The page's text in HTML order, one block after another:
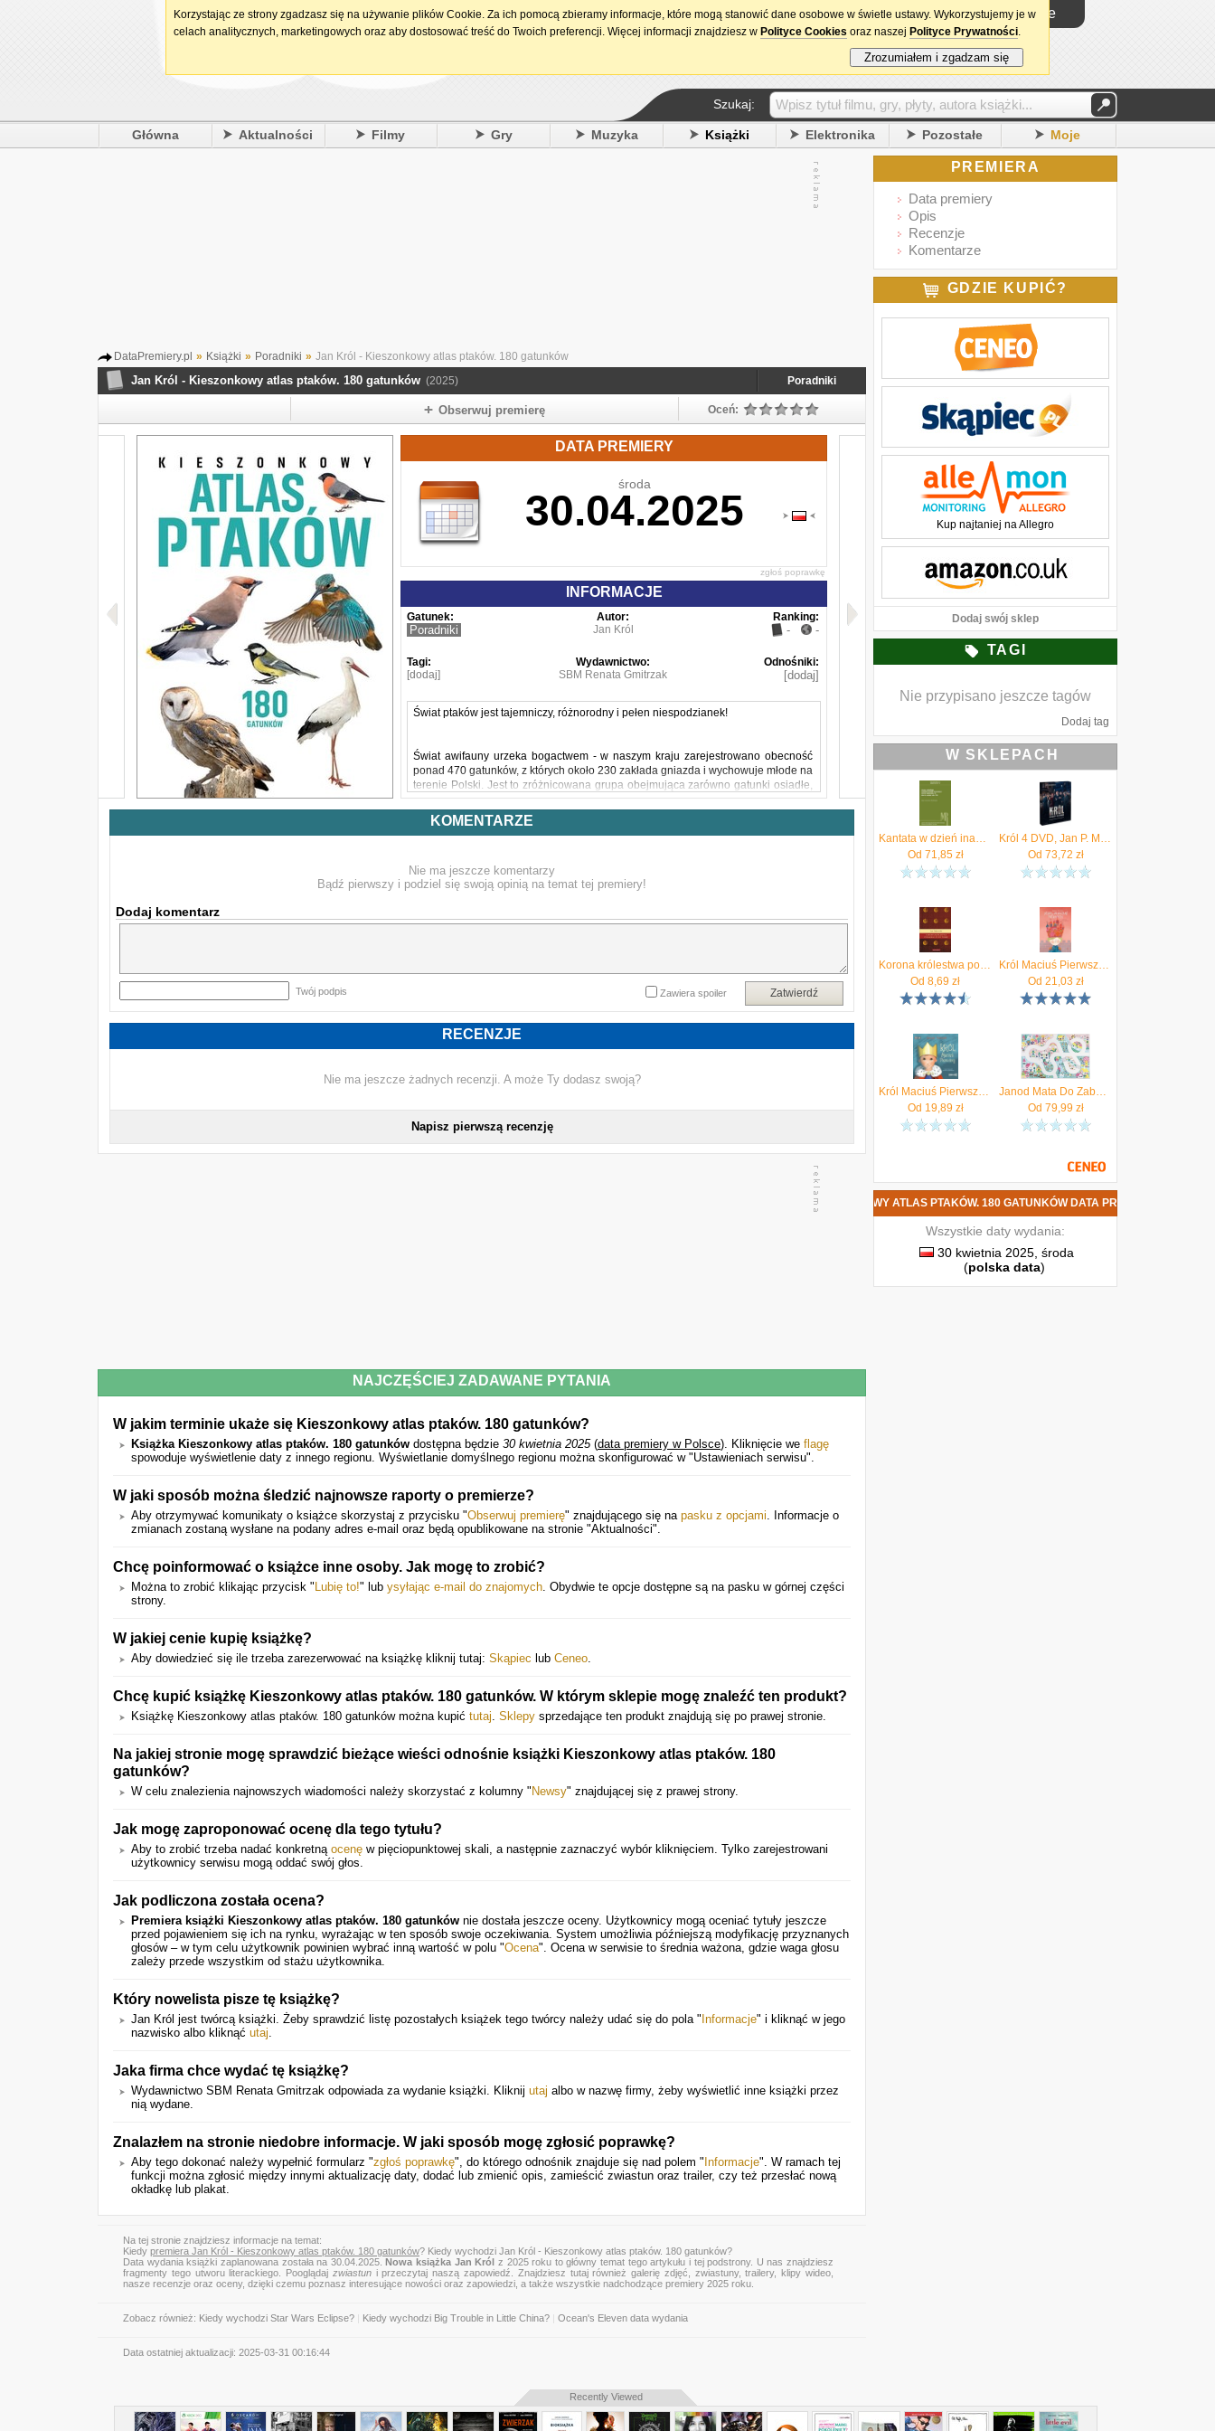
15. urodziny DataPremiery.pl Logowanie
Szukaj:
Główna Aktualności Filmy Gry Muzyka Książki Elektronika Pozostałe Moje
DataPremiery.pl » Książki » Poradniki » Jan Król - Kieszonkowy atlas ptaków. 180 gatunków
Jan Król - Kieszonkowy atlas ptaków. 180 gatunków (2025) Poradniki
Obserwuj premierę Oceń:
DATA PREMIERY
środa
30.04.2025
zgłoś poprawkę
INFORMACJE
Gatunek:
Poradniki
Autor:
Jan Król
Ranking:
- -
Tagi:
[dodaj]
Wydawnictwo:
SBM Renata Gmitrzak
Odnośniki:
[dodaj]
Świat ptaków jest tajemniczy, różnorodny i pełen niespodzianek!
Świat awifauny urzeka bogactwem - w naszym kraju zarejestrowano obecność
ponad 470 gatunków, z których około 230 zakłada gniazda i wychowuje młode na
terenie Polski. Jest to zróżnicowana grupa obejmująca zarówno gatunki osiadłe,
jak i wędrowne, przystosowane do różnych środowisk, od lasów i łąk po mokradła
i miasta.
Atlas przedstawia 180 najczęściej obserwowanych gatunków ptaków w Polsce.
opisami dają każdemu miłośnikowi natury narzędzie do samodzielnych odkryć
ornitologicznych, pomagając rozpoznawać ptaki po wyglądzie, głosie i typowych
KOMENTARZE
Nie ma jeszcze komentarzy
Bądź pierwszy i podziel się swoją opinią na temat tej premiery!
Dodaj komentarz
Twój podpis Zatwierdź
Zawiera spoiler
RECENZJE
Nie ma jeszcze żadnych recenzji. A może Ty dodasz swoją?
Napisz pierwszą recenzję
NAJCZĘŚCIEJ ZADAWANE PYTANIA
W jakim terminie ukaże się Kieszonkowy atlas ptaków. 180 gatunków?
Książka Kieszonkowy atlas ptaków. 180 gatunków dostępna będzie 30 kwietnia 2025(data premiery w Polsce). Kliknięcie we flagę
spowoduje wyświetlenie daty z innego regionu. Wyświetlanie domyślnego regionu można skonfigurować w "Ustawieniach serwisu".
W jaki sposób można śledzić najnowsze raporty o premierze?
Aby otrzymywać komunikaty o książce skorzystaj z przycisku "Obserwuj premierę" znajdującego się na pasku z opcjami. Informacje o
zmianach zostaną wysłane na podany adres e-mail oraz będą opublikowane na stronie "Aktualności".
Chcę poinformować o książce inne osoby. Jak mogę to zrobić?
Można to zrobić klikając przycisk " Lubię to!" lub ysyłając e-mail do znajomych. Obydwie te opcje dostępne są na pasku w górnej części
strony.
W jakiej cenie kupię książkę?
Aby dowiedzieć się ile trzeba zarezerwować na książkę kliknij tutaj: Skąpiec lub Ceneo.
Chcę kupić książkę Kieszonkowy atlas ptaków. 180 gatunków. W którym sklepie mogę znaleźć ten produkt?
Książkę Kieszonkowy atlas ptaków. 180 gatunków można kupić tutaj. Sklepy sprzedające ten produkt znajdują się po prawej stronie.
Na jakiej stronie mogę sprawdzić bieżące wieści odnośnie książki Kieszonkowy atlas ptaków. 180
gatunków?
W celu znalezienia najnowszych wiadomości należy skorzystać z kolumny " Newsy" znajdującej się z prawej strony.
Jak mogę zaproponować ocenę dla tego tytułu?
Aby to zrobić trzeba nadać konkretną ocenę w pięciopunktowej skali, a następnie zaznaczyć wybór kliknięciem. Tylko zarejestrowani
użytkownicy serwisu mogą oddać swój głos.
Jak podliczona została ocena?
Premiera książki Kieszonkowy atlas ptaków. 180 gatunków nie dostała jeszcze oceny. Użytkownicy mogą oceniać tytuły jeszcze
przed pojawieniem się ich na rynku, wyrażając w ten sposób swoje oczekiwania. System umożliwia późniejszą modyfikację przyznanych
głosów – w tym celu użytkownik powinien wybrać inną wartość w polu "Ocena". Ocena w serwisie to średnia ważona, gdzie waga głosu
zależy przede wszystkim od stażu użytkownika.
Który nowelista pisze tę książkę?
Jan Król jest twórcą książki. Żeby sprawdzić listę pozostałych książek tego twórcy należy udać się do pola " Informacje" i kliknąć w jego
nazwisko albo kliknąć utaj.
Jaka firma chce wydać tę książkę?
Wydawnictwo SBM Renata Gmitrzak odpowiada za wydanie książki. Kliknij utaj albo w nazwę firmy, żeby wyświetlić inne książki przez
nią wydane.
Znalazłem na stronie niedobre informacje. W jaki sposób mogę zgłosić poprawkę?
Aby tego dokonać należy wypełnić formularz "zgłoś poprawkę", do którego odnośnik znajduje się nad polem " Informacje". W ramach tej
funkcji można zgłosić między innymi aktualizację daty, dodać lub zmienić opis, zamieścić zwiastun oraz trailer, czy też przesłać nową
okładkę lub plakat.
Na tej stronie znajdziesz informacje na temat:
Kiedy premiera Jan Król - Kieszonkowy atlas ptaków. 180 gatunków? Kiedy wychodzi Jan Król - Kieszonkowy atlas ptaków. 180 gatunków?
Data wydania książki zaplanowana została na 30.04.2025.Nowa książka Jan Król z 2025 roku to główny temat tego artykułu i tej podstrony. U nas znajdziesz
fragmenty tego utworu literackiego. Pooglądaj zwiastuni przeczytaj naszą zapowiedź. Znajdziesz tutaj również galerię zdjęć, zwiastuny, trailery, klipy wideo,
nasze recenzje oraz oceny, dzięki czemu poznasz interesujące nowości oraz zapowiedzi, a także wszystkie nadchodzące premiery 2025 roku.
Zobacz również: Kiedy wychodzi Star Wars Eclipse? Kiedy wychodzi Big Trouble in Little China? Ocean's Eleven data wydania
Data ostatniej aktualizacji: 2025-03-31 00:16:44
PREMIERA
Data premiery
Opis
Recenzje
Komentarze
GDZIE KUPIĆ?
Kup najtaniej na Allegro
Dodaj swój sklep
TAGI
Nie przypisano jeszcze tagów
Dodaj tag
W SKLEPACH
Kantata w dzień inauguracji statui króla Jana III
Od 71,85zł
Król 4 DVD, Jan P. Matuszyński
Od 73,72 zł
Korona królestwa polskiego w XIV wieku - Jan Dąbrowski (E-book)
Od 8,69 zł
Król Maciuś Pierwszy - Janusz Korczak (E-book)
Od 21,03 zł
Król Maciuś Pierwszy Audiobook Janusz Korczak
Od 19,89 zł
Janod Mata Do Zabawy Z Drogą Zaczarowane Królestwo Cross Roads 2+
Od 79,99 zł
NOWA KSIĄŻKA JAN KRÓL - KIESZONKOWY ATLAS PTAKÓW. 180 GATUNKÓW DATA PREMIERY
Wszystkie daty wydania:
30 kwietnia 2025, środa
(polska data)
Recently Viewed
Korzystając ze strony zgadzasz się na używanie plików Cookie. Za ich pomocą zbieramy informacje, które mogą stanowić dane osobowe w świetle ustawy. Wykorzystujemy je w
celach analitycznych, marketingowych oraz aby dostosować treść do Twoich preferencji. Więcej informacji znajdziesz w Polityce Cookies oraz naszej Polityce Prywatności.
Zrozumiałem i zgadzam się